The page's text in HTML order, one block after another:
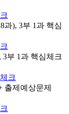
과), 3부 1과 핵심
3부 1과 핵심체크
크
출제예상문제